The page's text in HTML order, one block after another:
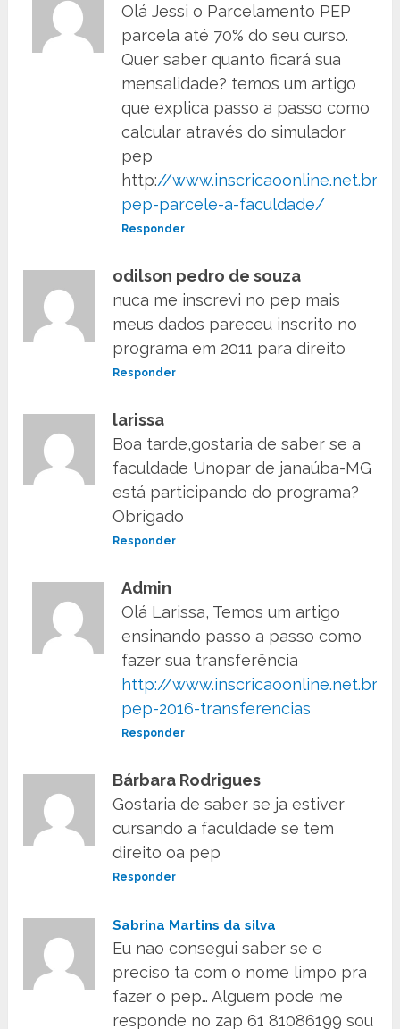
Olá Jessi o Parcelamento PEP
parcela até 70% do seu curso.
Quer saber quanto ficará sua
mensalidade? temos um artigo
que explica passo a passo como
calcular através do simulador
pep
http://www.inscricaoonline.net.br/
pep-parcele-a-faculdade/
Responder
odilson pedro de souza
nuca me inscrevi no pep mais
meus dados pareceu inscrito no
programa em 2011 para direito
Responder
larissa
Boa tarde,gostaria de saber se a
faculdade Unopar de janaúba-MG
está participando do programa?
Obrigado
Responder
Admin
Olá Larissa, Temos um artigo
ensinando passo a passo como
fazer sua transferência
http://www.inscricaoonline.net.br/
pep-2016-transferencias
Responder
Bárbara Rodrigues
Gostaria de saber se ja estiver
cursando a faculdade se tem
direito oa pep
Responder
Sabrina Martins da silva
Eu nao consegui saber se e
preciso ta com o nome limpo pra
fazer o pep… Alguem pode me
responde no zap 61 81086199 sou